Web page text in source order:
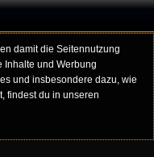
damit die Seitennutzung
Inhalte und Werbung
und insbesondere dazu, wie
findest du in unseren